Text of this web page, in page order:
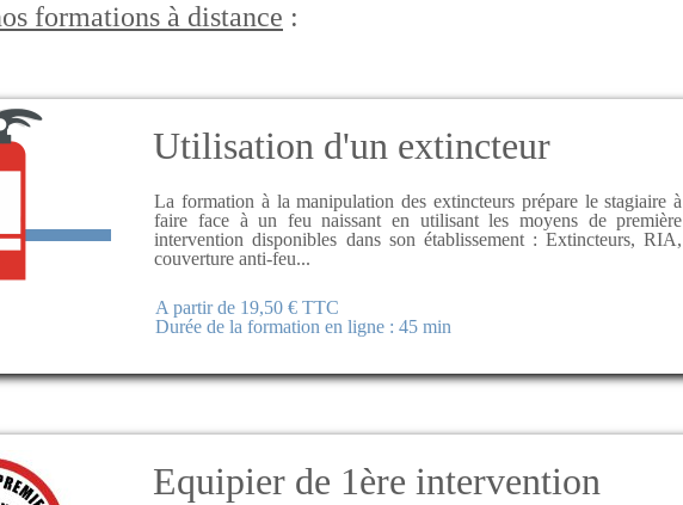
La formation à la manipulation des extincteurs prépare le stagiaire à
faire face à un feu naissant en utilisant les moyens de première
intervention disponibles dans son établissement : Extincteurs, RIA,
couverture anti-feu...
Utilisation d'un extincteur
A partir de 19,50 € TTC
Durée de la formation en ligne : 45 min
Equipier de 1ère intervention
formations à distance :